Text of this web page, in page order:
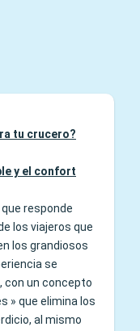
tu crucero?
y el confort
responde
los viajeros que
los grandiosos
se
con un concepto
» que elimina los
al mismo